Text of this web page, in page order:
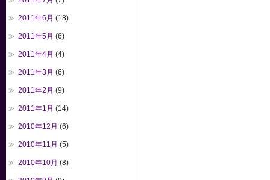
2011年6月 (18)
2011年5月 (6)
2011年4月 (4)
2011年3月 (6)
2011年2月 (9)
2011年1月 (14)
2010年12月 (6)
2010年11月 (5)
2010年10月 (8)